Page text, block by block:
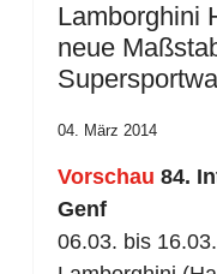
Lamborghini
neue
04. März 2014
Vorschau 84.
Genf
06.03. bis